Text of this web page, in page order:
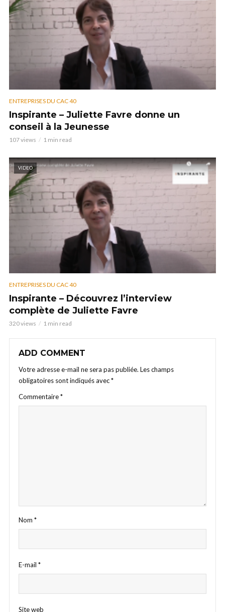
ENTREPRISES DU CAC 40
Inspirante – Juliette Favre donne un
conseil à la Jeunesse
107 views 1 min read
VIDEO
ENTREPRISES DU CAC 40
Inspirante – Découvrez l’interview
complète de Juliette Favre
320 views 1 min read
ADD COMMENT
Votre adresse e-mail ne sera pas publiée. Les champs
obligatoires sont indiqués avec*
Commentaire*
Nom *
E-mail *
Site web